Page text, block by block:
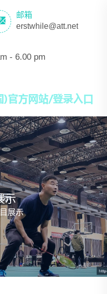
邮箱
erstwhile@att.net
- 6.00 pm
示
展示